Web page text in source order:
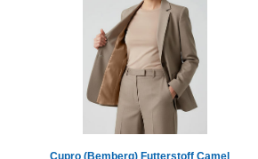
Cupro (Bemberg) Futterstoff Camel